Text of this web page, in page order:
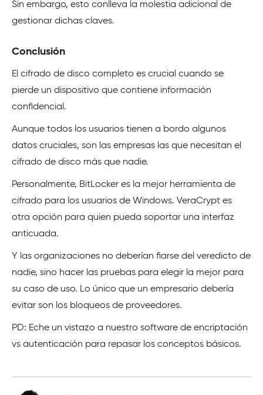
Sin embargo, esto conlleva la molestia adicional de
gestionar dichas claves.
Conclusión
El cifrado de disco completo es crucial cuando se
pierde un dispositivo que contiene información
confidencial.
Aunque todos los usuarios tienen a bordo algunos
datos cruciales, son las empresas las que necesitan el
cifrado de disco más que nadie.
Personalmente, BitLocker es la mejor herramienta de
cifrado para los usuarios de Windows. VeraCrypt es
otra opción para quien pueda soportar una interfaz
anticuada.
Y las organizaciones no deberían fiarse del veredicto de
nadie, sino hacer las pruebas para elegir la mejor para
su caso de uso. Lo único que un empresario debería
evitar son los bloqueos de proveedores.
PD: Eche un vistazo a nuestro software de encriptación
vs autenticación para repasar los conceptos básicos.